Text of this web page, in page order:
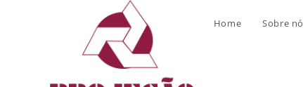
Home Sobre